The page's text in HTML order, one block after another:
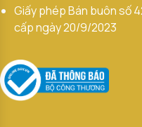
Giấy phép Bán buôn số
cấp ngày 20/9/2023